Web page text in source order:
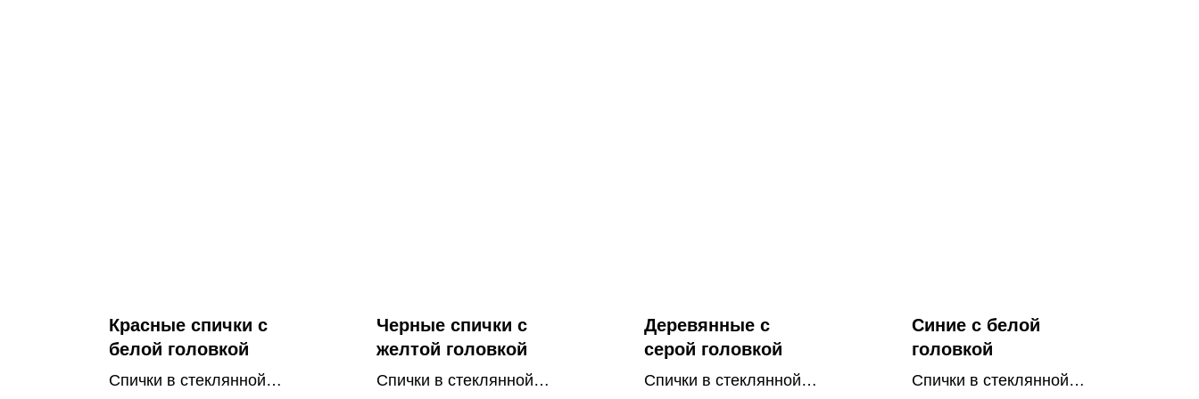
Красные спички с
белой головкой
Спички в стеклянной
Черные спички с
желтой головкой
Спички в стеклянной
Деревянные с
серой головкой
Спички в стеклянной
Синие с белой
головкой
Спички в стеклянной